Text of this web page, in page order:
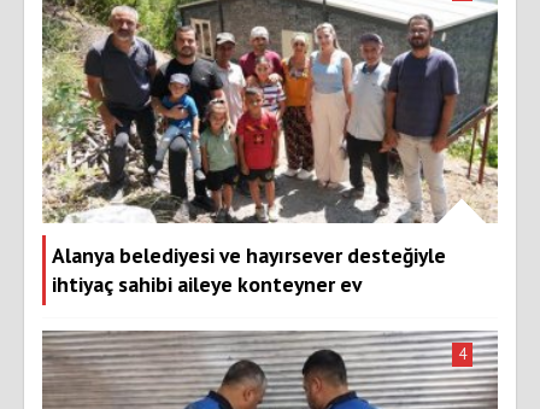
Alanya belediyesi ve hayırsever desteğiyle
ihtiyaç sahibi aileye konteyner ev
4